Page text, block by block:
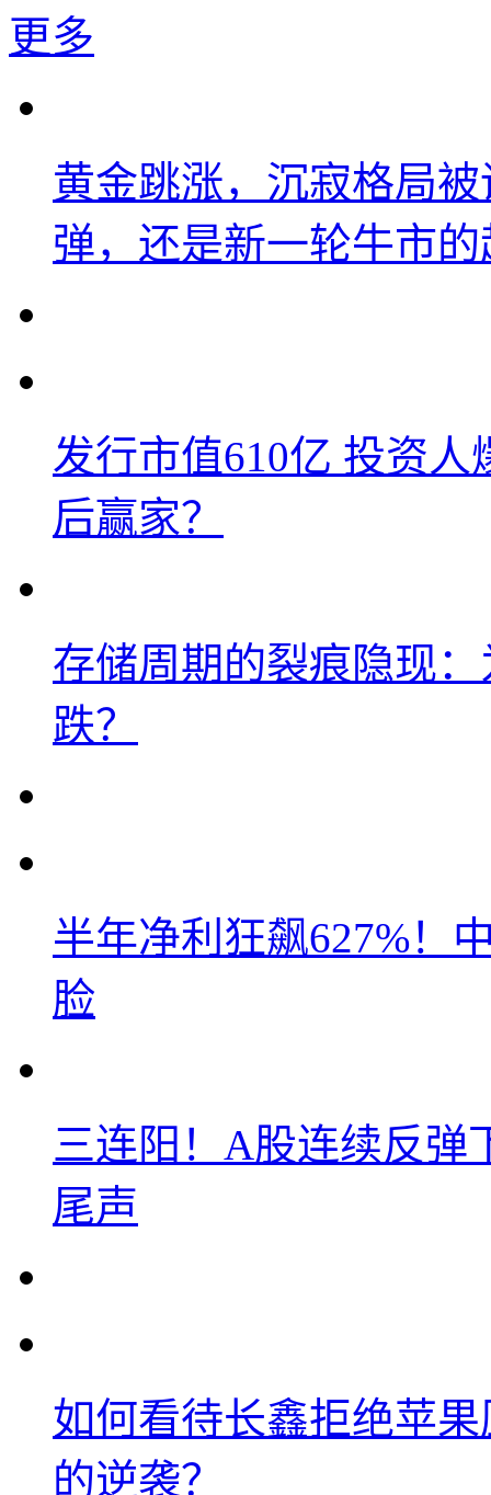
更多
黄金跳涨，沉寂格局
弹，还是新一轮牛市
发行市值610亿 投资
后赢家？
存储周期的裂痕隐现
跌？
半年净利狂飙627%！
脸
三连阳！A股连续反弹
尾声
如何看待长鑫拒绝苹
的逆袭？